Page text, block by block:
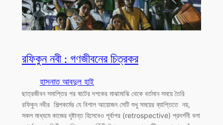
রফিকুন নবী : গণজীবনের চিত্রকর
হাসনাত আবদুল হাই
ছাত্রজীবন সমাপ্তির পর ষাটের দশকের মাঝামাঝি থেকে বর্তমান সময়ে তৈরি
রফিকুন নবীর শিল্পকর্মের যে বিশাল আয়োজন সেটি শুধু সময়ের ব্যাপ্তিতে নয়,
সকল মাধ্যমে কাজের দৃষ্টান্ত হিসেবেও পূর্বাপর (retrospective) প্রদর্শনী বলা